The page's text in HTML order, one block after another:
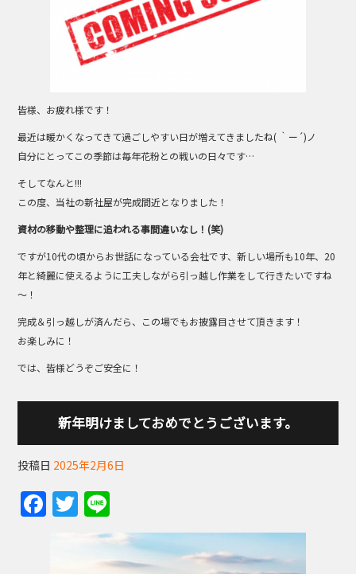
皆様、お疲れ様です！
最近は暖かくなってきて過ごしやすい日が増えてきましたね( ｀ー´)ノ
自分にとってこの季節は毎年花粉との戦いの日々です…
そしてなんと!!!
この度、当社の新社屋が完成間近となりました！
資材の移動や整理に追われる事間違いなし！(笑)
ですが10代の頃からお世話になっている会社です、新しい場所も10年、20
年と綺麗に使えるように工夫しながら引っ越し作業をして行きたいですね
～！
完成＆引っ越しが済んだら、この場でもお披露目させて頂きます！
お楽しみに！
では、皆様どうぞご安全に！
新年明けましておめでとうございます。
投稿日 2025年2月6日
F
a
T
w
itt
n
e